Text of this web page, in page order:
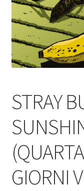
STRAY
GIORNI